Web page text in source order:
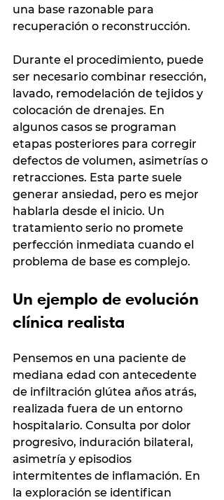
una base razonable para
recuperación o reconstrucción.
Durante el procedimiento, puede
ser necesario combinar resección,
lavado, remodelación de tejidos y
colocación de drenajes. En
algunos casos se programan
etapas posteriores para corregir
defectos de volumen, asimetrías o
retracciones. Esta parte suele
generar ansiedad, pero es mejor
hablarla desde el inicio. Un
tratamiento serio no promete
perfección inmediata cuando el
problema de base es complejo.
Un ejemplo de evolución
clínica realista
Pensemos en una paciente de
mediana edad con antecedente
de infiltración glútea años atrás,
realizada fuera de un entorno
hospitalario. Consulta por dolor
progresivo, induración bilateral,
asimetría y episodios
intermitentes de inflamación. En
la exploración se identifican